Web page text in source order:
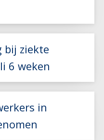
bij ziekte
6 weken
in